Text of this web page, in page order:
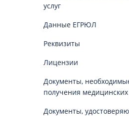
услуг
Данные ЕГРЮЛ
Реквизиты
Лицензии
Документы,
получения медицинских
Документы,